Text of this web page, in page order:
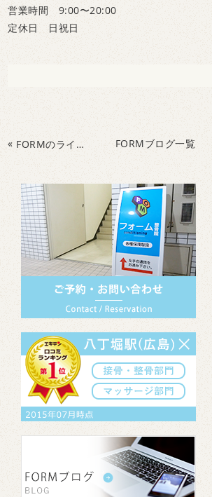
営業時間 9:00〜20:00
定休日 日祝日
« FORMのライフキネティック指導実績 FORMブログ一覧